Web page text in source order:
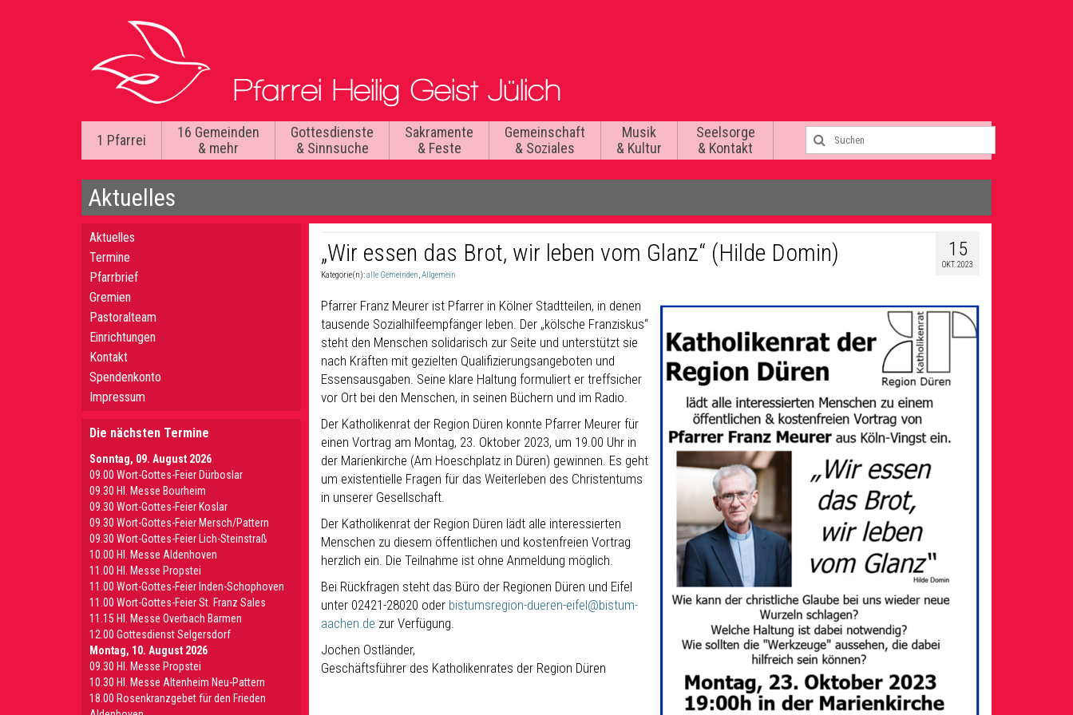
1 Pfarrei
16 Gemeinden
& mehr
Gottesdienste
& Sinnsuche
Sakramente
& Feste
Gemeinschaft
& Soziales
Musik
& Kultur
Seelsorge
& Kontakt
Aktuelles
15
OKT. 2023
„Wir essen das Brot, wir leben vom Glanz“ (Hilde Domin)
Kategorie(n):alle Gemeinden,Allgemein
Pfarrer Franz Meurer ist Pfarrer in Kölner Stadtteilen, in denen
tausende Sozialhilfeempfänger leben. Der „kölsche Franziskus“
steht den Menschen solidarisch zur Seite und unterstützt sie
nach Kräften mit gezielten Qualifizierungsangeboten und
Essensausgaben. Seine klare Haltung formuliert er treffsicher
vor Ort bei den Menschen, in seinen Büchern und im Radio.
Der Katholikenrat der Region Düren konnte Pfarrer Meurer für
einen Vortrag am Montag, 23. Oktober 2023, um 19.00 Uhr in
der Marienkirche (Am Hoeschplatz in Düren) gewinnen. Es geht
um existentielle Fragen für das Weiterleben des Christentums
in unserer Gesellschaft.
Der Katholikenrat der Region Düren lädt alle interessierten
Menschen zu diesem öffentlichen und kostenfreien Vortrag
herzlich ein. Die Teilnahme ist ohne Anmeldung möglich.
Bei Rückfragen steht das Büro der Regionen Düren und Eifel
unter 02421-28020 oder bistumsregion-dueren-eifel@bistum-
aachen.de zur Verfügung.
Jochen Ostländer,
Geschäftsführer des Katholikenrates der Region Düren
Aktuelles
Termine
Pfarrbrief
Gremien
Pastoralteam
Einrichtungen
Kontakt
Spendenkonto
Impressum
Die nächsten Termine
Sonntag, 09. August 2026
09.00 Wort-Gottes-Feier Dürboslar
09.30 HI. Messe Bourheim
09.30 Wort-Gottes-Feier Koslar
09.30 Wort-Gottes-Feier Mersch/Pattern
09.30 Wort-Gottes-Feier Lich-Steinstraß
10.00 Hl. Messe Aldenhoven
11.00 Hl. Messe Propstei
11.00 Wort-Gottes-Feier Inden-Schophoven
11.00 Wort-Gottes-Feier St. Franz Sales
11.15 Hl. Messe Overbach Barmen
12.00 Gottesdienst Selgersdorf
Montag, 10. August 2026
09.30 Hl. Messe Propstei
10.30 Hl. Messe Altenheim Neu-Pattern
18.00 Rosenkranzgebet für den Frieden